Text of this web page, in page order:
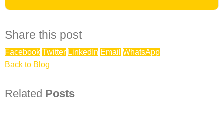
Share this post
Facebook Twitter LinkedIn Email WhatsApp
Back to Blog
Related Posts